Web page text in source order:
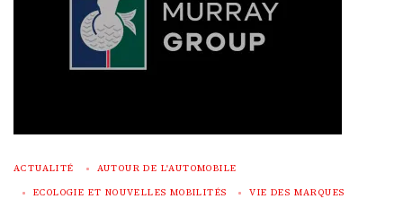
ACTUALITÉ AUTOUR DE L'AUTOMOBILE
ECOLOGIE ET NOUVELLES MOBILITÉS VIE DES MARQUES